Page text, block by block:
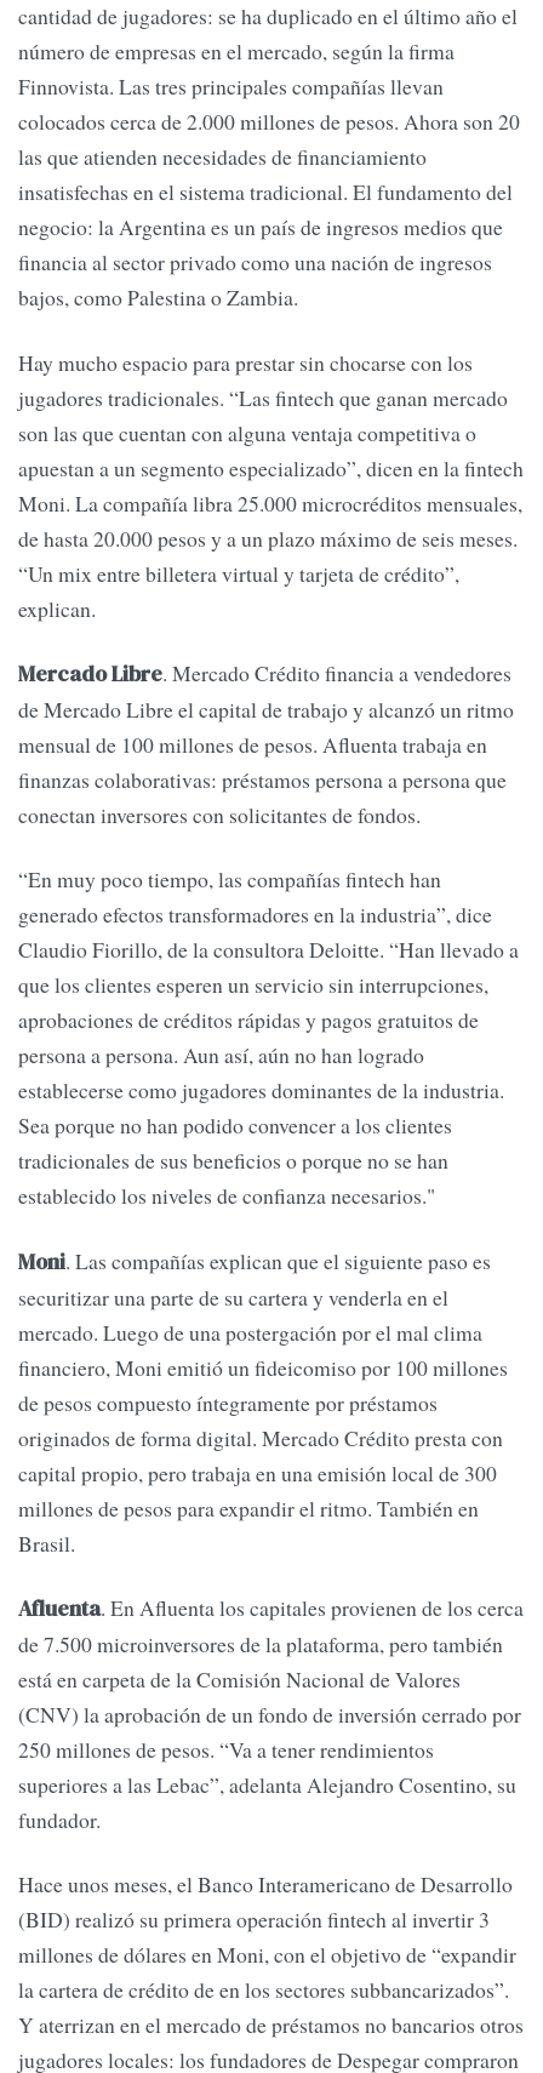
cantidad de jugadores: se ha duplicado en el último año el
número de empresas en el mercado, según la firma
Finnovista. Las tres principales compañías llevan
colocados cerca de 2.000 millones de pesos. Ahora son 20
las que atienden necesidades de financiamiento
insatisfechas en el sistema tradicional. El fundamento del
negocio: la Argentina es un país de ingresos medios que
financia al sector privado como una nación de ingresos
bajos, como Palestina o Zambia.
Hay mucho espacio para prestar sin chocarse con los
jugadores tradicionales. “Las fintech que ganan mercado
son las que cuentan con alguna ventaja competitiva o
apuestan a un segmento especializado”, dicen en la fintech
Moni. La compañía libra 25.000 microcréditos mensuales,
de hasta 20.000 pesos y a un plazo máximo de seis meses.
“Un mix entre billetera virtual y tarjeta de crédito”,
explican.
Mercado Libre. Mercado Crédito financia a vendedores
de Mercado Libre el capital de trabajo y alcanzó un ritmo
mensual de 100 millones de pesos. Afluenta trabaja en
finanzas colaborativas: préstamos persona a persona que
conectan inversores con solicitantes de fondos.
“En muy poco tiempo, las compañías fintech han
generado efectos transformadores en la industria”, dice
Claudio Fiorillo, de la consultora Deloitte. “Han llevado a
que los clientes esperen un servicio sin interrupciones,
aprobaciones de créditos rápidas y pagos gratuitos de
persona a persona. Aun así, aún no han logrado
establecerse como jugadores dominantes de la industria.
Sea porque no han podido convencer a los clientes
tradicionales de sus beneficios o porque no se han
establecido los niveles de confianza necesarios."
Moni. Las compañías explican que el siguiente paso es
securitizar una parte de su cartera y venderla en el
mercado. Luego de una postergación por el mal clima
financiero, Moni emitió un fideicomiso por 100 millones
de pesos compuesto íntegramente por préstamos
originados de forma digital. Mercado Crédito presta con
capital propio, pero trabaja en una emisión local de 300
millones de pesos para expandir el ritmo. También en
Brasil.
Afluenta. En Afluenta los capitales provienen de los cerca
de 7.500 microinversores de la plataforma, pero también
está en carpeta de la Comisión Nacional de Valores
(CNV) la aprobación de un fondo de inversión cerrado por
250 millones de pesos. “Va a tener rendimientos
superiores a las Lebac”, adelanta Alejandro Cosentino, su
fundador.
Hace unos meses, el Banco Interamericano de Desarrollo
(BID) realizó su primera operación fintech al invertir 3
millones de dólares en Moni, con el objetivo de “expandir
la cartera de crédito de en los sectores subbancarizados”.
Y aterrizan en el mercado de préstamos no bancarios otros
jugadores locales: los fundadores de Despegar compraron